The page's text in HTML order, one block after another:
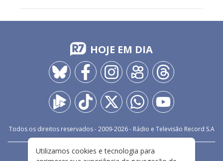
HOJE EM DIA
Todos os direitos reservados - 2009-2026- Rádio e Televisão Record S.A
FALE CONOSCO PRIVACIDADE
Utilizamos cookies e tecnologia para